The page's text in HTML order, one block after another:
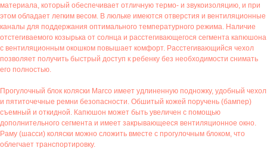
материала, который обеспечивает отличную термо- и звукоизоляцию, и при
этом обладает легким весом. В люльке имеются отверстия и вентиляционные
каналы для поддержания оптимального температурного режима. Наличие
отстегиваемого козырька от солнца и расстегивающегося сегмента капюшона
с вентиляционным окошком повышает комфорт. Расстегивающийся чехол
позволяет получить быстрый доступ к ребенку без необходимости снимать
его полностью.
Прогулочный блок коляски Marco имеет удлиненную подножку, удобный чехол
и пятиточечные ремни безопасности. Обшитый кожей поручень (бампер)
съемный и откидной. Капюшон может быть увеличен с помощью
дополнительного сегмента и имеет закрывающееся вентиляционное окно.
Раму (шасси) коляски можно сложить вместе с прогулочным блоком, что
облегчает транспортировку.